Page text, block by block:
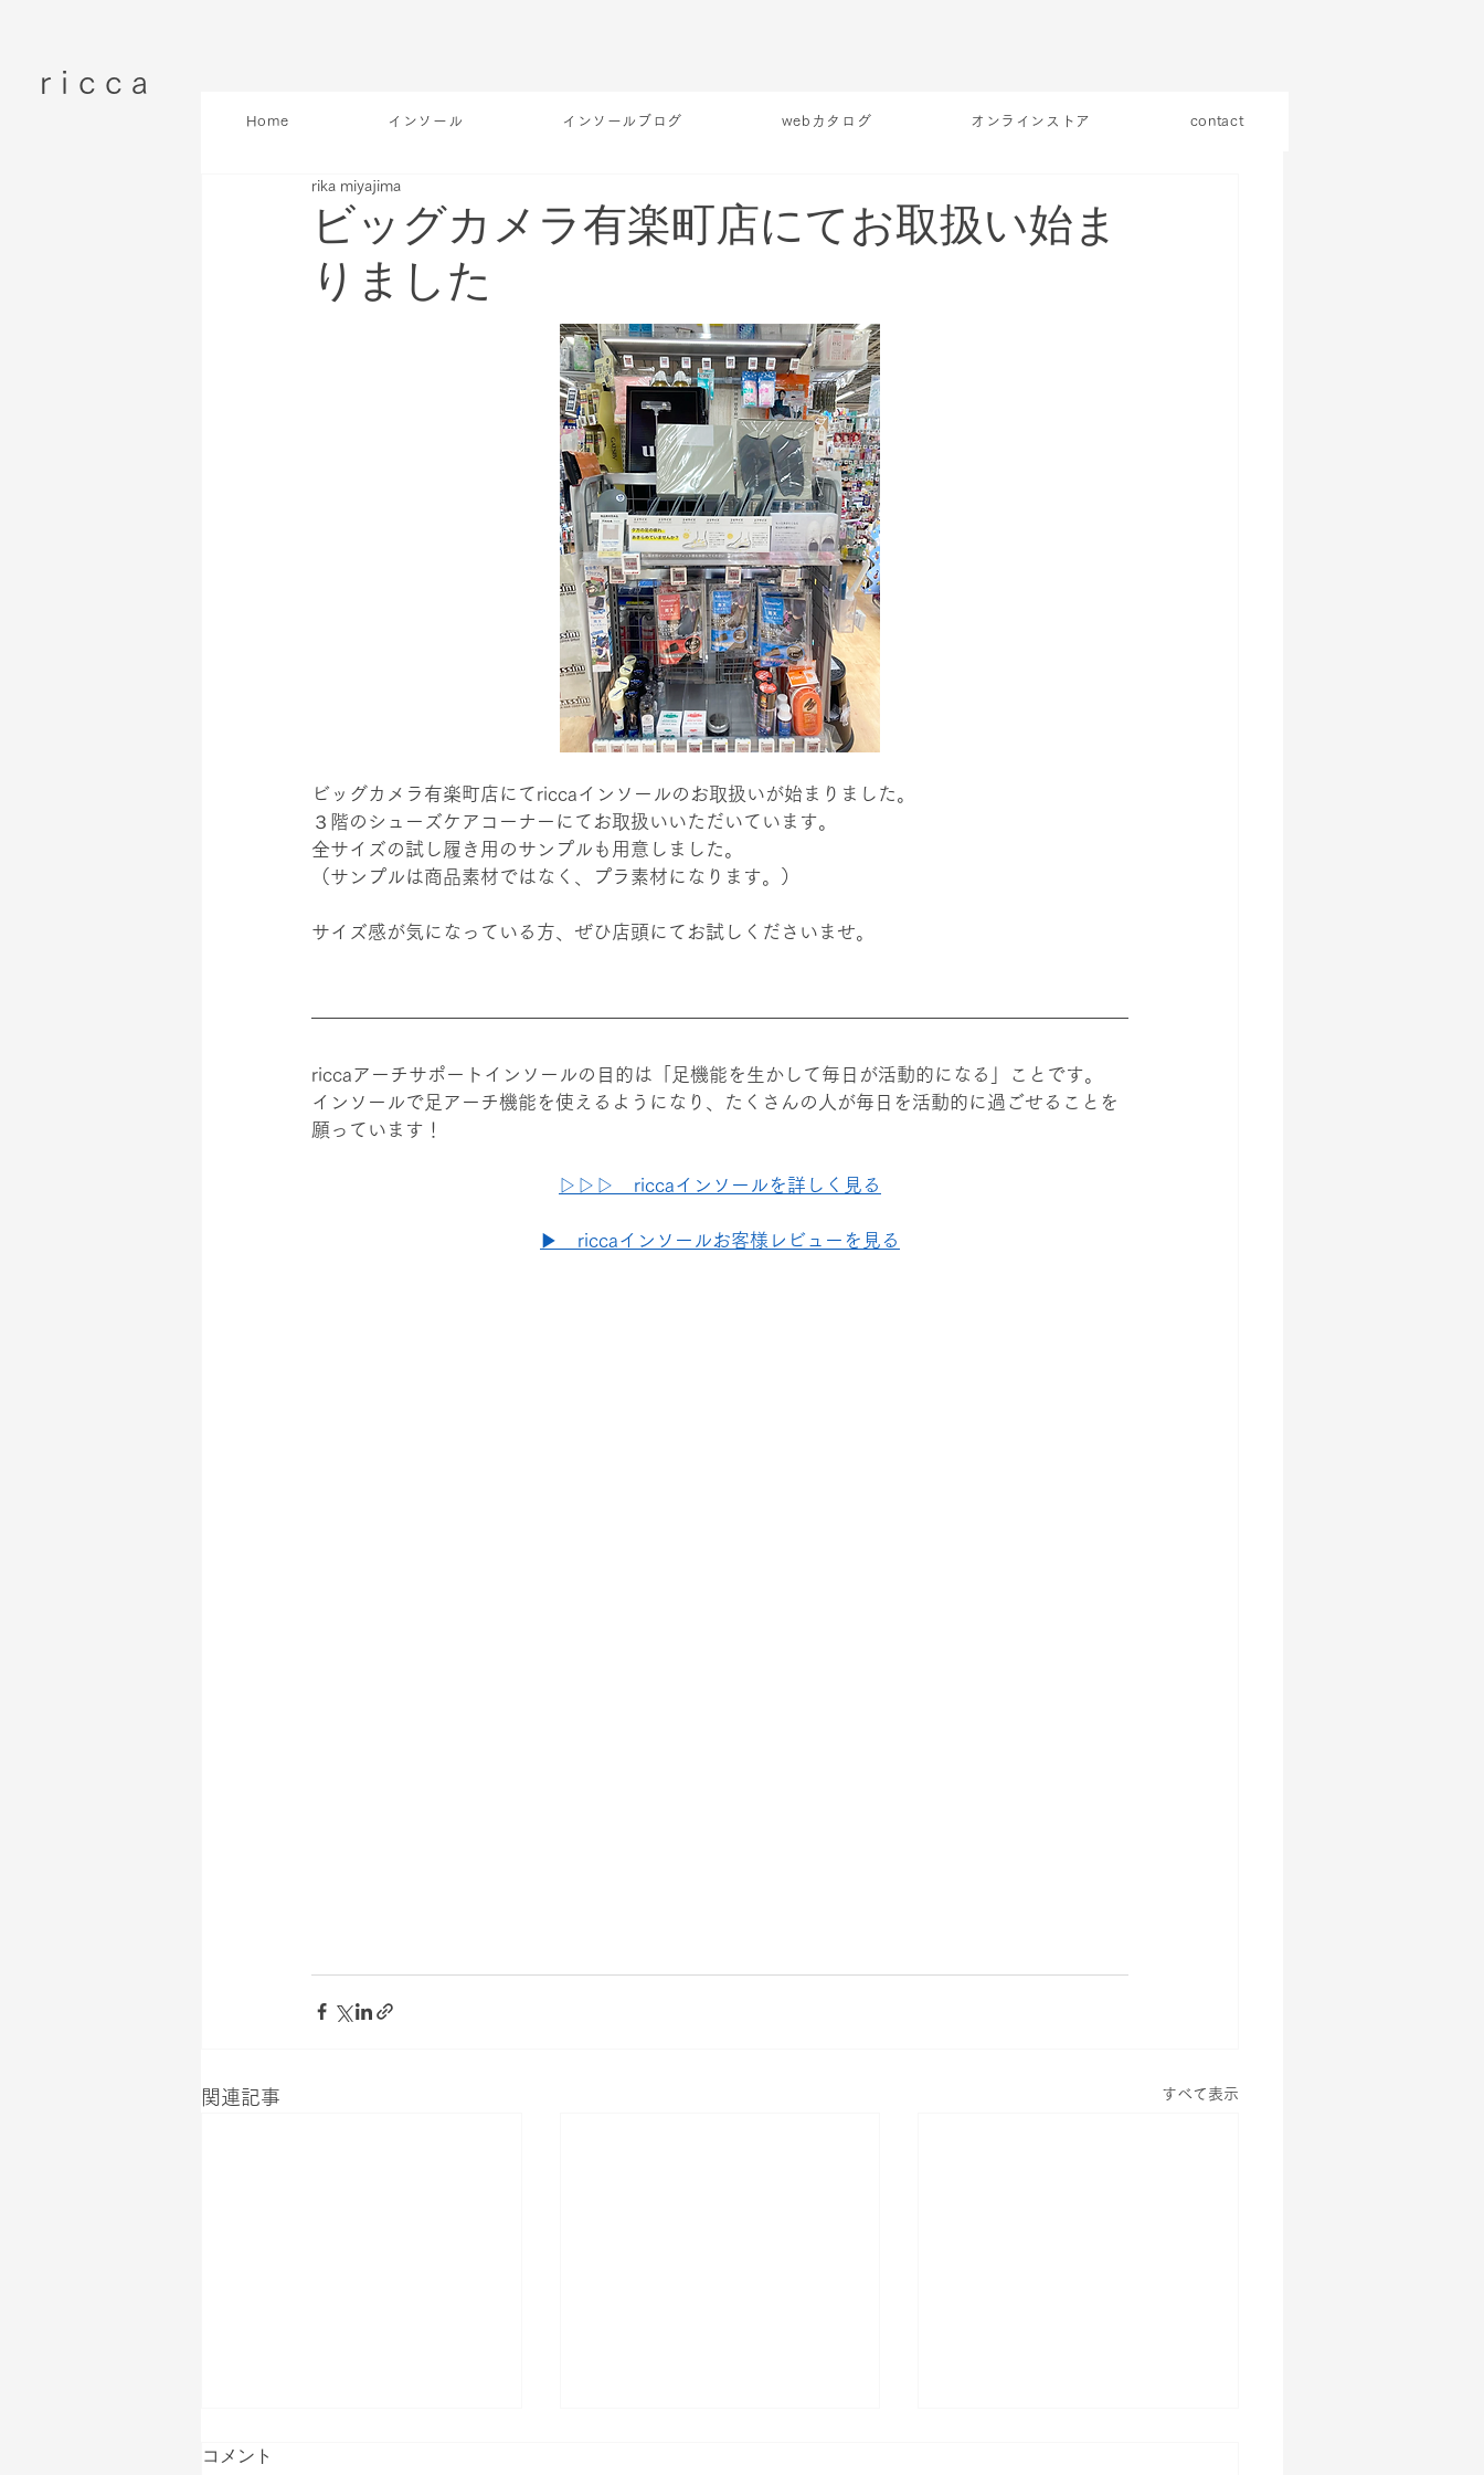
r i c c a
Home インソール インソールブログ webカタログ オンラインストア contact
ビッグカメラ有楽町店にてお取扱い始ま
りました
rika miyajima
ビッグカメラ有楽町店にてriccaインソールのお取扱いが始まりました。
３階のシューズケアコーナーにてお取扱いいただいています。
全サイズの試し履き用のサンプルも用意しました。
（サンプルは商品素材ではなく、プラ素材になります。）
サイズ感が気になっている方、ぜひ店頭にてお試しくださいませ。
riccaアーチサポートインソールの目的は「足機能を生かして毎日が活動的になる」ことです。
インソールで足アーチ機能を使えるようになり、たくさんの人が毎日を活動的に過ごせることを
願っています！
▷▷▷　riccaインソールを詳しく見る
▶　riccaインソールお客様レビューを見る
関連記事 すべて表示
コメント